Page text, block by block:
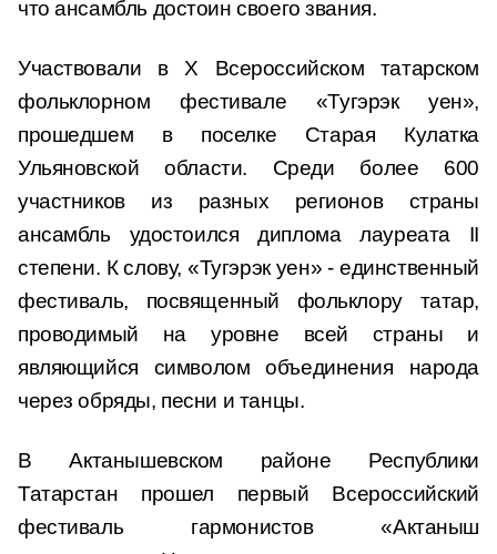
что ансамбль достоин своего звания.
Участвовали в X Всероссийском татарском
фольклорном фестивале «Тугэрэк уен»,
прошедшем в поселке Старая Кулатка
Ульяновской области. Среди более 600
участников из разных регионов страны
ансамбль удостоился диплома лауреата II
степени. К слову, «Тугэрэк уен» - единственный
фестиваль, посвященный фольклору татар,
проводимый на уровне всей страны и
являющийся символом объединения народа
через обряды, песни и танцы.
В Актанышевском районе Республики
Татарстан прошел первый Всероссийский
фестиваль гармонистов «Актаныш